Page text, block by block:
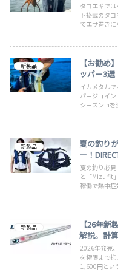
タコエギで
ト搭載のタ
でエサ巻き
新製品
【お勧め
ッパー3選
イカメタル
パージョイ
シーズンinを
新製品
夏の釣り
ー！
夏の釣り必見
と「Mizu fit
稼働で熱中症
新製品
【26年新
解説。計
2026年発売
を極限まで
1,600円とい